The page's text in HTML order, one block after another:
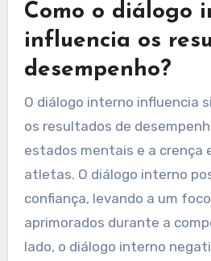
Como o diálogo
influencia os
desempenho?
O diálogo interno influencia
os resultados de
estados mentais e a crença
atletas. O diálogo interno
confiança, levando a um
aprimorados durante a
lado, o diálogo interno